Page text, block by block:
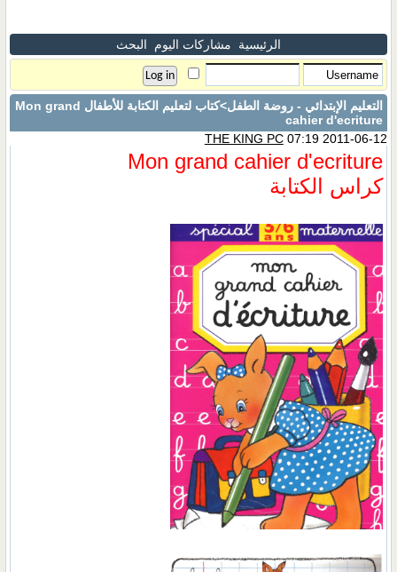
الرئيسية مشاركات اليوم البحث
التعليم الإبتدائي - روضة الطفل
>كتاب لتعليم الكتابة للأطفال Mon grand
cahier d'ecriture
THE KING PC07:19 2011-06-12
Mon grand cahier d'ecriture
كراس الكتابة